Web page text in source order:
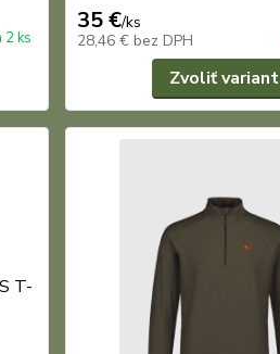
2 ks
35 €/ks
28,46 € bez DPH
Zvoliť variant